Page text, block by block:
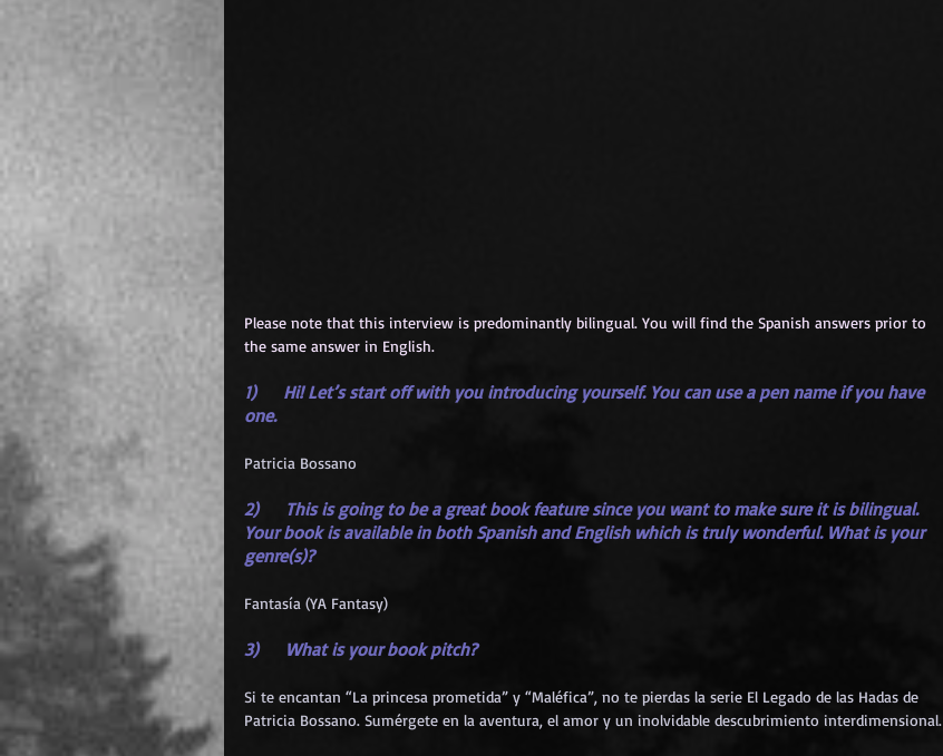
Please note that this interview is predominantly bilingual. You will find the Spanish answers prior to
the same answer in English.
1)     Hi! Let’s start off with you introducing yourself. You can use a pen name if you have
one.
Patricia Bossano
2)     This is going to be a great book feature since you want to make sure it is bilingual.
Your book is available in both Spanish and English which is truly wonderful. What is your
genre(s)?
Fantasía (YA Fantasy)
3)     What is your book pitch?
Si te encantan “La princesa prometida” y “Maléfica”, no te pierdas la serie El Legado de las Hadas de
Patricia Bossano. Sumérgete en la aventura, el amor y un inolvidable descubrimiento interdimensional.